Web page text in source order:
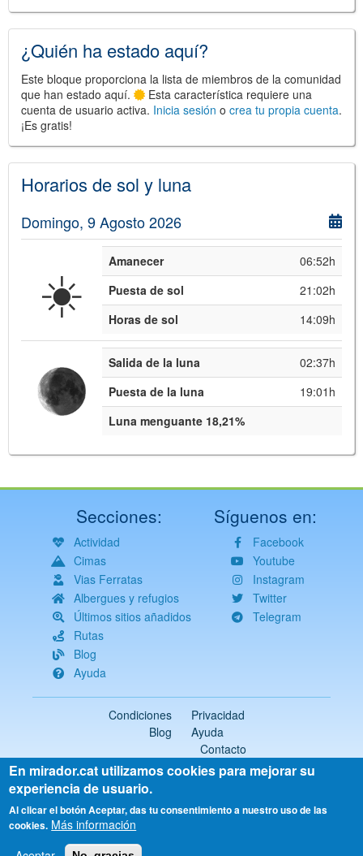
¿Quién ha estado aquí?
Este bloque proporciona la lista de miembros de la comunidad
que han estado aquí.
Esta característica requiere una
cuenta de usuario activa. Inicia sesión o crea tu propia cuenta.
¡Es gratis!
Horarios de sol y luna
Domingo, 9 Agosto 2026
☀️ Amanecer
06:52h
Puesta de sol
21:02h
Horas de sol
14:09h
Salida de la luna
02:37h
Puesta de la luna
19:01h
Luna menguante 18,21%
Secciones:
Actividad
Cimas
Vias Ferratas
Albergues y refugios
Últimos sitios añadidos
Rutas
Blog
Ayuda
Síguenos en:
Facebook
Youtube
Instagram
Twitter
Telegram
Condiciones
Privacidad
Blog
Ayuda
Contacto
2018-2026 ©mirador.cat
Todos los derechos reservados
Select
En mirador.cat utilizamos cookies para mejorar su
experiencia de usuario.
Al clicar el botón Aceptar, das tu consentimiento a nuestro uso de las
cookies. Más información